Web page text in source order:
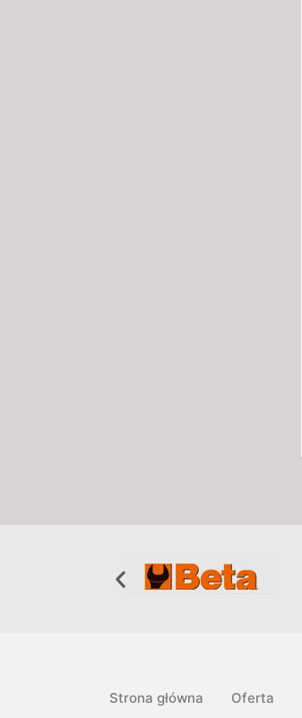
Strona główna Oferta